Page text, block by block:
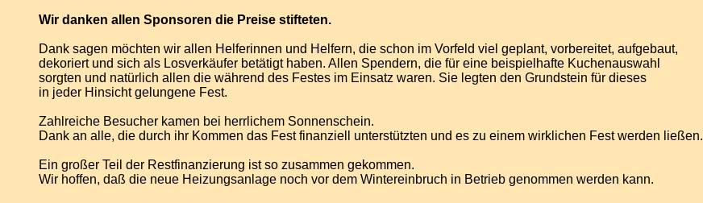
Wir danken allen Sponsoren die Preise stifteten.
Dank sagen möchten wir allen Helferinnen und Helfern, die schon im Vorfeld viel geplant, vorbereitet, aufgebaut,
dekoriert und sich als Losverkäufer betätigt haben. Allen Spendern, die für eine beispielhafte Kuchenauswahl
sorgten und natürlich allen die während des Festes im Einsatz waren. Sie legten den Grundstein für dieses
in jeder Hinsicht gelungene Fest.
Zahlreiche Besucher kamen bei herrlichem Sonnenschein.
Dank an alle, die durch ihr Kommen das Fest finanziell unterstützten und es zu einem wirklichen Fest werden ließen.
Ein großer Teil der Restfinanzierung ist so zusammen gekommen.
Wir hoffen, daß die neue Heizungsanlage noch vor dem Wintereinbruch in Betrieb genommen werden kann.